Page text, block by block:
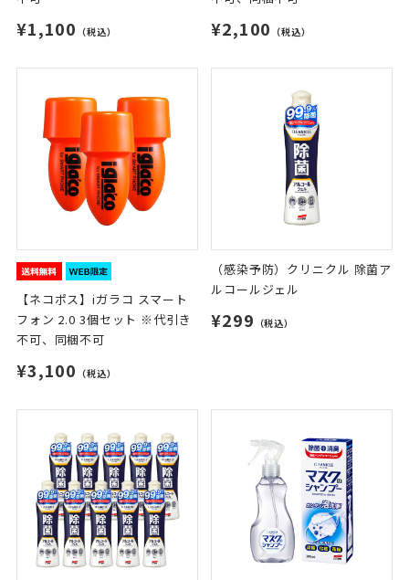
¥1,100 （税込） ¥2,100 （税込）
【ネコポス】iガラコ スマート
フォン 2.0 3個セット ※代引き
不可、同梱不可
¥3,100 （税込）
（感染予防）クリニクル 除菌ア
ルコールジェル
¥299 （税込）